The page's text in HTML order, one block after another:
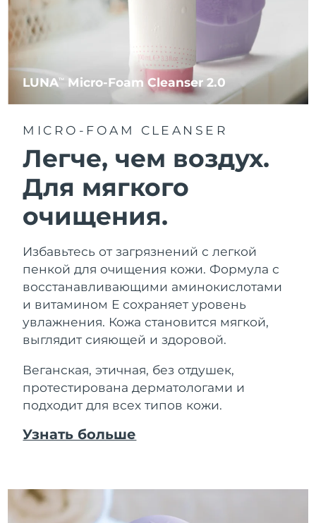
LUNATM Micro-Foam Cleanser 2.0
MICRO-FOAM CLEANSER
Легче, чем воздух.
Для мягкого
очищения.
Избавьтесь от загрязнений с легкой
пенкой для очищения кожи. Формула с
восстанавливающими аминокислотами
и витамином Е сохраняет уровень
увлажнения. Кожа становится мягкой,
выглядит сияющей и здоровой.
Веганская, этичная, без отдушек,
протестирована дерматологами и
подходит для всех типов кожи.
Узнать больше